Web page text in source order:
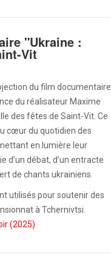
"Ukraine :
Vit
du film documentaire
du réalisateur Maxime
des fêtes de Saint-Vit. Ce
cœur du quotidien des
en lumière leur
d’un débat, d’un entracte
de chants ukrainiens.
utilisés pour soutenir des
à Tchernivtsi.
(2025)